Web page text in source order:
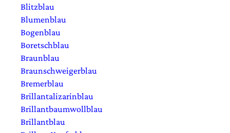
Blitzblau
Blumenblau
Bogenblau
Boretschblau
Braunblau
Braunschweigerblau
Bremerblau
Brillantalizarinblau
Brillantbaumwollblau
Brillantblau